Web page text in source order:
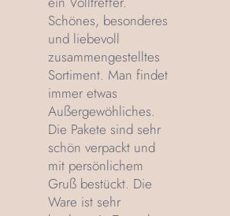
Schönes, besonderes
und liebevoll
zusammengestelltes
Sortiment. Man findet
immer etwas
Außergewöhliches.
Die Pakete sind sehr
schön verpackt und
mit persönlichem
Gruß bestückt. Die
Ware ist sehr